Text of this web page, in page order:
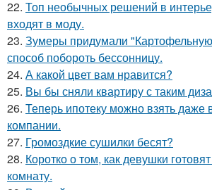
22. Топ необычных решений в
входят в моду.
23. Зумеры придумали
способ побороть бессонницу.
24. А какой цвет вам нравится?
25. Вы бы сняли квартиру с таким
26. Теперь ипотеку можно взять даже
компании.
27. Громоздкие сушилки бесят?
28. Коротко о том, как девушки
комнату.